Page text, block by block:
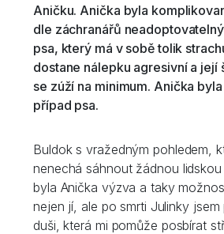
Aničku. Anička byla
dle záchranářů
psa, který má v sobě tolik
dostane nálepku agresivní a její
se zúží na minimum. Anička
případ psa.
Buldok s vražedným pohledem,
nenechá sáhnout žádnou
byla Anička výzva a taky
nejen jí, ale po smrti Julinky
duši, která mi pomůže posbírat